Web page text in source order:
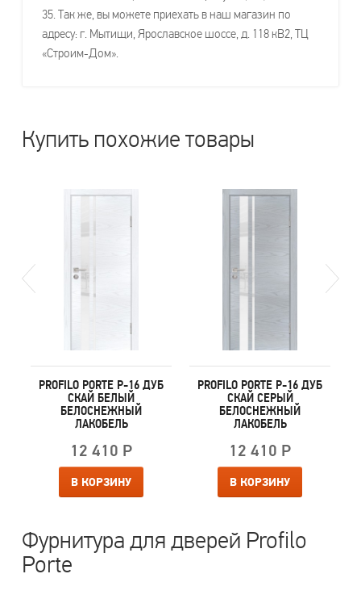
35. Так же, вы можете приехать в наш магазин по
адресу: г. Мытищи, Ярославское шоссе, д. 118 кВ2, ТЦ
«Строим-Дом».
Купить похожие товары
PROFILO PORTE P-16 ДУБ
СКАЙ БЕЛЫЙ
БЕЛОСНЕЖНЫЙ
ЛАКОБЕЛЬ
12 410 Р
В КОРЗИНУ
PROFILO PORTE P-16 ДУБ
СКАЙ СЕРЫЙ
БЕЛОСНЕЖНЫЙ
ЛАКОБЕЛЬ
12 410 Р
В КОРЗИНУ
Фурнитура для дверей Profilo
Porte